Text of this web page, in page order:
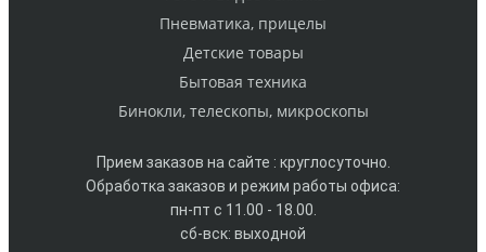
Пневматика, прицелы
Детские товары
Бытовая техника
Бинокли, телескопы, микроскопы
Прием заказов на сайте : круглосуточно.
Обработка заказов и режим работы офиса:
пн-пт с 11.00 - 18.00.
сб-вск: выходной